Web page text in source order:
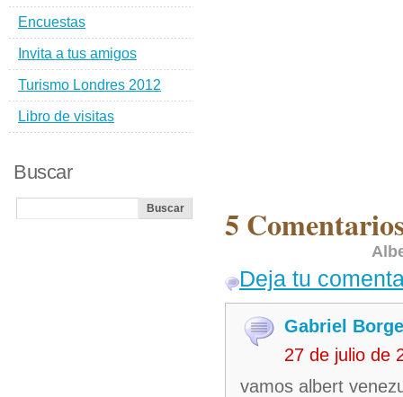
5
Deja tu
Gabriel
27 de julio de
vamos albert
Encuestas
Invita a tus amigos
Turismo Londres 2012
Libro de visitas
Buscar